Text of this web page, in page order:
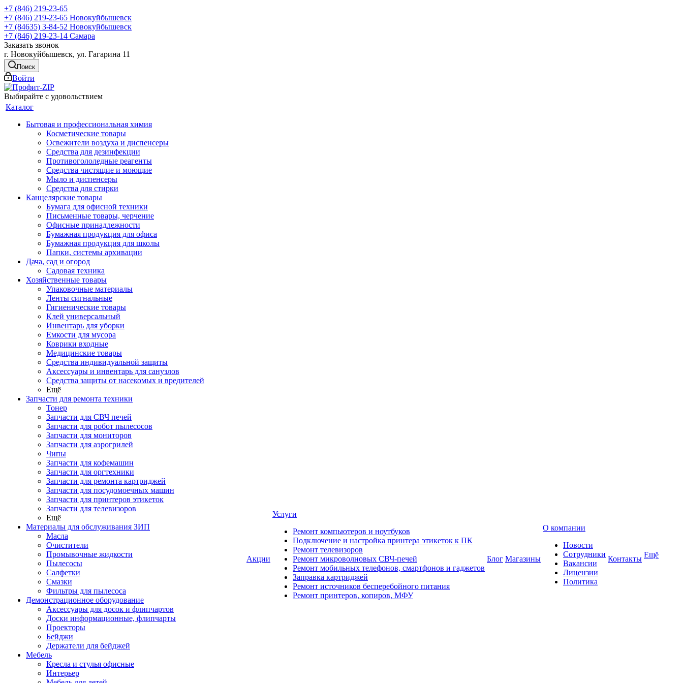
+7 (846) 219-23-65
+7 (846) 219-23-65 Новокуйбышевск
+7 (84635) 3-84-52 Новокуйбышевск
+7 (846) 219-23-14 Самара
Заказать звонок
г. Новокуйбышевск, ул. Гагарина 11
Поиск
Войти
Выбирайте с удовольствием
Каталог
Бытовая и профессиональная химия
Косметические товары
Освежители воздуха и диспенсеры
Средства для дезинфекции
Противогололедные реагенты
Средства чистящие и моющие
Мыло и диспенсеры
Средства для стирки
Канцелярские товары
Бумага для офисной техники
Письменные товары, черчение
Офисные принадлежности
Бумажная продукция для офиса
Бумажная продукция для школы
Папки, системы архивации
Дача, сад и огород
Садовая техника
Хозяйственные товары
Упаковочные материалы
Ленты сигнальные
Гигиенические товары
Клей универсальный
Инвентарь для уборки
Емкости для мусора
Коврики входные
Медицинские товары
Средства индивидуальной защиты
Аксессуары и инвентарь для санузлов
Средства защиты от насекомых и вредителей
Ещё
Запчасти для ремонта техники
Тонер
Запчасти для СВЧ печей
Запчасти для робот пылесосов
Запчасти для мониторов
Запчасти для аэрогрилей
Чипы
Запчасти для кофемашин
Запчасти для оргтехники
Запчасти для ремонта картриджей
Запчасти для посудомоечных машин
Запчасти для принтеров этикеток
Запчасти для телевизоров
Ещё
Материалы для обслуживания ЗИП
Масла
Очистители
Промывочные жидкости
Пылесосы
Салфетки
Смазки
Фильтры для пылесоса
Демонстрационное оборудование
Аксессуары для досок и флипчартов
Доски информационные, флипчарты
Проекторы
Бейджи
Держатели для бейджей
Мебель
Кресла и стулья офисные
Интерьер
Акции
Услуги
Ремонт компьютеров и ноутбуков
Подключение и настройка принтера этикеток к ПК
Ремонт телевизоров
Ремонт микроволновых СВЧ-печей
Ремонт мобильных телефонов, смартфонов и гаджетов
Заправка картриджей
Ремонт источников бесперебойного питания
Ремонт принтеров, копиров, МФУ
Блог Магазины
О компании
Новости
Сотрудники
Вакансии
Лицензии
Политика
Контакты Ещё